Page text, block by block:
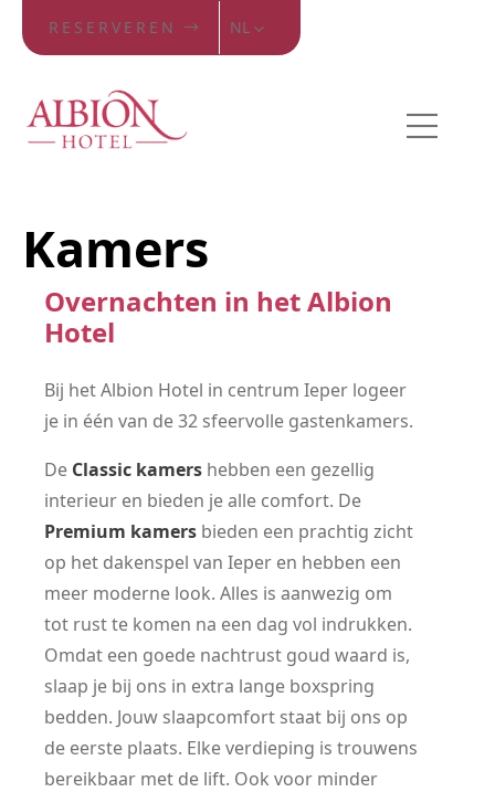
RESERVEREN NL
Kamers
Overnachten in het Albion
Hotel
Bij het Albion Hotel in centrum Ieper logeer
je in één van de 32 sfeervolle gastenkamers.
De Classic kamers hebben een gezellig
interieur en bieden je alle comfort. De
Premium kamers bieden een prachtig zicht
op het dakenspel van Ieper en hebben een
meer moderne look. Alles is aanwezig om
tot rust te komen na een dag vol indrukken.
Omdat een goede nachtrust goud waard is,
slaap je bij ons in extra lange boxspring
bedden. Jouw slaapcomfort staat bij ons op
de eerste plaats. Elke verdieping is trouwens
bereikbaar met de lift. Ook voor minder